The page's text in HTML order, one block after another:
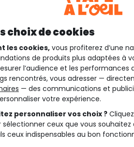
choix de cookies
les cookies, vous profiterez d’une
de produits plus adaptées à
l’audience et les performances
rencontrés, vous adresser —
— des communications et
votre expérience.
personnaliser vos choix ?
sélectionner ceux que vous souhaitez
ceux indispensables au bon